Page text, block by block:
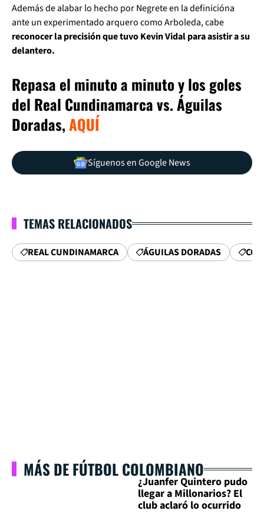
Además de alabar lo hecho por Negrete en la definicióna
ante un experimentado arquero como Arboleda, cabe
reconocer la precisión que tuvo Kevin Vidal para asistir a su
delantero.
Repasa el minuto a minuto y los goles
del Real Cundinamarca vs. Águilas
Doradas,AQUÍ
Síguenos en Google News
TEMAS RELACIONADOS
REAL CUNDINAMARCA ÁGUILAS DORADAS
MÁS DE FÚTBOL COLOMBIANO
¿Juanfer Quintero pudo
llegar a Millonarios? El
club aclaró lo ocurrido